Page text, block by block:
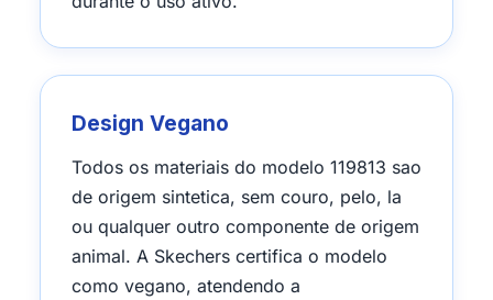
Design Vegano
Todos os materiais do modelo 119813 sao
de origem sintetica, sem couro, pelo, la
ou qualquer outro componente de origem
animal. A Skechers certifica o modelo
como vegano, atendendo a